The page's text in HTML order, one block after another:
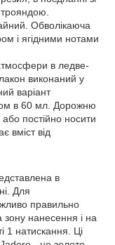
Обволікаюча
і ягідними нотами
в ледве-
виконаний у
варіант
в 60 мл. Дорожню
постійно носити
вміст від
​​в
Для
правильно
зону нанесення і на
1 натискання. Ці